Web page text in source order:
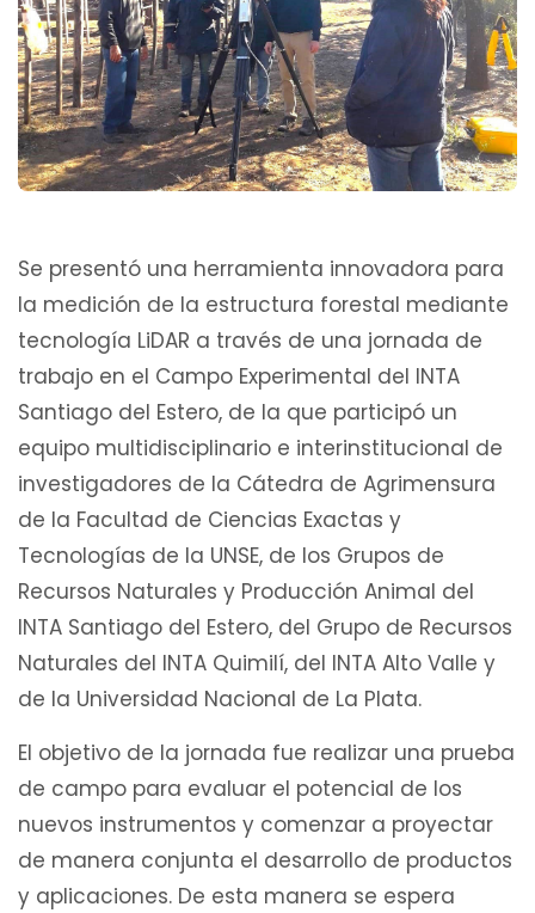
Se presentó una herramienta innovadora para
la medición de la estructura forestal mediante
tecnología LiDAR a través de una jornada de
trabajo en el Campo Experimental del INTA
Santiago del Estero, de la que participó un
equipo multidisciplinario e interinstitucional de
investigadores de la Cátedra de Agrimensura
de la Facultad de Ciencias Exactas y
Tecnologías de la UNSE, de los Grupos de
Recursos Naturales y Producción Animal del
INTA Santiago del Estero, del Grupo de Recursos
Naturales del INTA Quimilí, del INTA Alto Valle y
de la Universidad Nacional de La Plata.
El objetivo de la jornada fue realizar una prueba
de campo para evaluar el potencial de los
nuevos instrumentos y comenzar a proyectar
de manera conjunta el desarrollo de productos
y aplicaciones. De esta manera se espera